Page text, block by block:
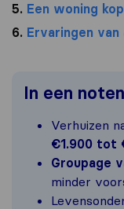
5. Een woning
6. Ervaringen van
In een
Verhuizen
€1.900 tot
Groupage
minder